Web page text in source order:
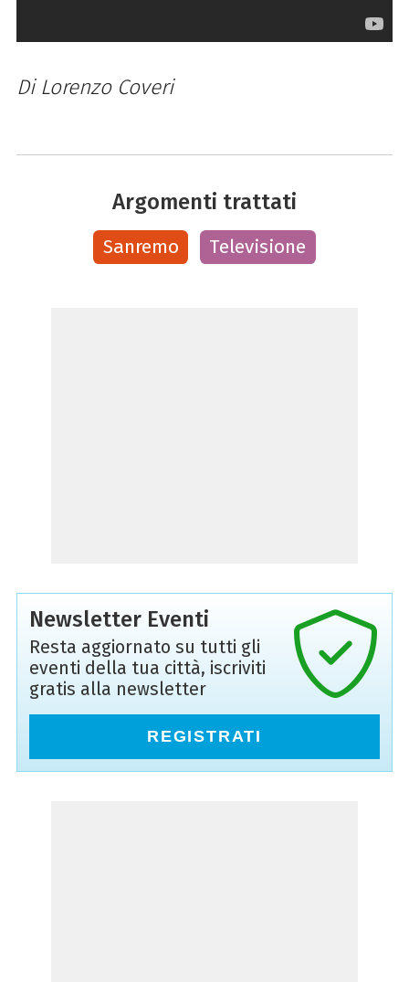
Di Lorenzo Coveri
Argomenti trattati
Sanremo Televisione
Newsletter Eventi
Resta aggiornato su tutti gli
eventi della tua città, iscriviti
gratis alla newsletter
REGISTRATI